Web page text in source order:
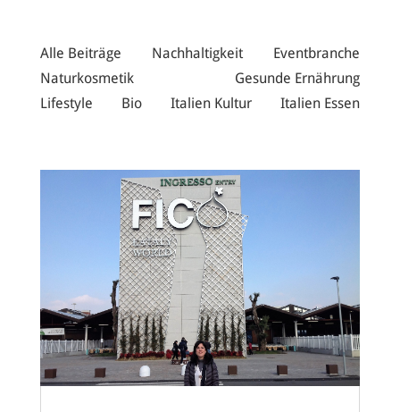
Alle Beiträge Nachhaltigkeit
Eventbranche
Naturkosmetik
Gesunde Ernährung
Lifestyle
Bio Italien Kultur Italien Essen